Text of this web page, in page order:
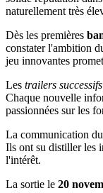
naturellement très
Dès les premières
constater l'ambition
jeu innovantes
Les trailers successifs
Chaque nouvelle
passionnées sur les
La communication
Ils ont su distiller les
l'intérêt.
La sortie le 20